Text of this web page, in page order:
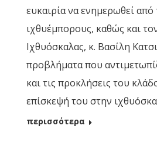
ευκαιρία να ενημερωθεί από
ιχθυέμπορους, καθώς και
Ιχθυόσκαλας, κ. Βασίλη
προβλήματα που
και τις προκλήσεις του
επίσκεψή του στην
περισσότερα